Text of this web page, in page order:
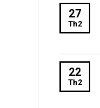
27
Th2
22
Th2